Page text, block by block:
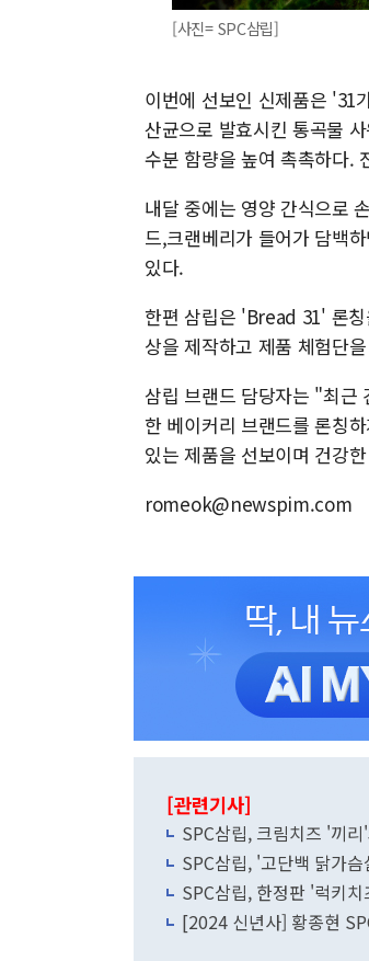
[사진= SPC삼립]
이번에 선보인 신제품은 '31
산균으로 발효시킨 통곡물
수분 함량을 높여 촉촉하다.
내달 중에는 영양 간식으로
드,크랜베리가 들어가 담백
있다.
한편 삼립은 'Bread 31' 론
상을 제작하고 제품 체험단
삼립 브랜드 담당자는 "최근
한 베이커리 브랜드를 론칭
있는 제품을 선보이며 건강
romeok@newspim.com
[관련기사]
SPC삼립, 크림치즈 '끼
SPC삼립, '고단백 닭가
SPC삼립, 한정판 '럭키
[2024 신년사] 황종현